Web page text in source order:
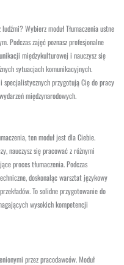
Wybierz moduł Tłumaczenia ustne
Podczas zajęć poznasz profesjonalne
międzykulturowej i nauczysz się
sytuacjach komunikacyjnych.
specjalistycznych przygotują Cię do pracy
międzynarodowych.
ten moduł jest dla Ciebie.
nauczysz się pracować z różnymi
proces tłumaczenia. Podczas
doskonaląc warsztat językowy
To solidne przygotowanie do
wysokich kompetencji
przez pracodawców. Moduł